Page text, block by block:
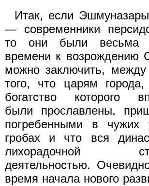
Итак, если
— современники
то они были весьма
времени к возрождению
можно заключить,
того, что царям
богатство которого
были прославлены,
погребенными в чужих
гробах и что вся
лихорадочной
деятельностью.
время начала нового